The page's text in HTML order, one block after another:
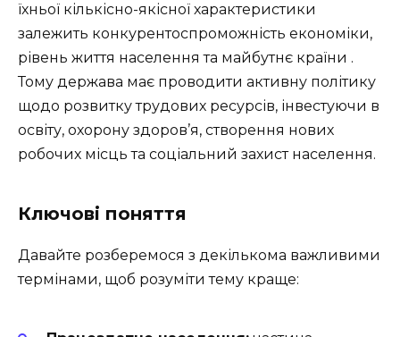
їхньої кількісно-якісної характеристики
залежить конкурентоспроможність економіки,
рівень життя населення та майбутнє країни .
Тому держава має проводити активну політику
щодо розвитку трудових ресурсів, інвестуючи в
освіту, охорону здоров’я, створення нових
робочих місць та соціальний захист населення.
Ключові поняття
Давайте розберемося з декількома важливими
термінами, щоб розуміти тему краще: